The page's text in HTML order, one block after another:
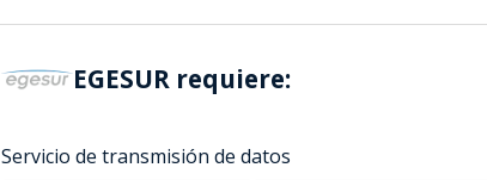
EGESUR requiere:
Servicio de transmisión de datos